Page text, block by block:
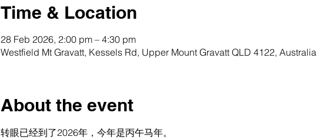
Time & Location
28 Feb 2026, 2:00 pm – 4:30 pm
Westfield Mt Gravatt, Kessels Rd, Upper Mount Gravatt QLD 4122, Australia
About the event
转眼已经到了2026年，今年是丙午马年。